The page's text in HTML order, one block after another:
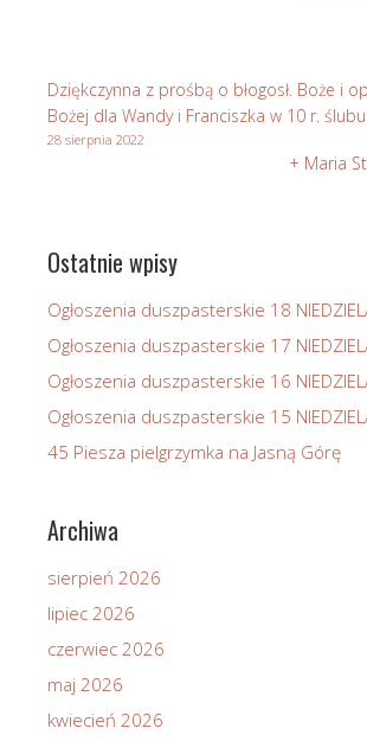
Dziękczynna z prośbą o błogosł. Boże i
Bożej dla Wandy i Franciszka w 10 r. ślubu
28 sierpnia 2022
+ Maria
Ostatnie wpisy
Ogłoszenia duszpasterskie 18
Ogłoszenia duszpasterskie 17
Ogłoszenia duszpasterskie 16
Ogłoszenia duszpasterskie 15
45 Piesza pielgrzymka na Jasną Górę
Archiwa
sierpień 2026
lipiec 2026
czerwiec 2026
maj 2026
kwiecień 2026